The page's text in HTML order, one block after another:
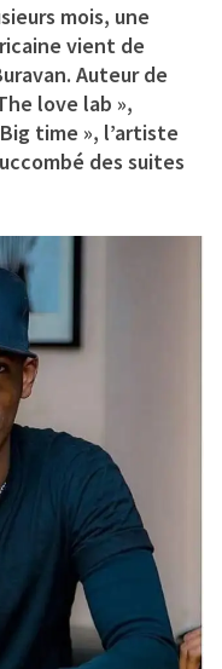
mois, une
vient de
Auteur de
love lab »,
time », l’artiste
des suites